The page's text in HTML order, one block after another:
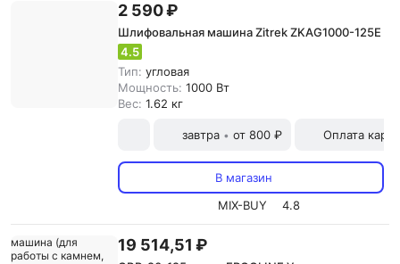
2 590 ₽
Шлифовальная машина Zitrek ZKAG1000-125E
4.5
Тип: угловая
Мощность: 1000 Вт
Вес: 1.62 кг
завтра • от 800 ₽ Оплата
В магазин
MIX-BUY
4.8
19 514,51 ₽